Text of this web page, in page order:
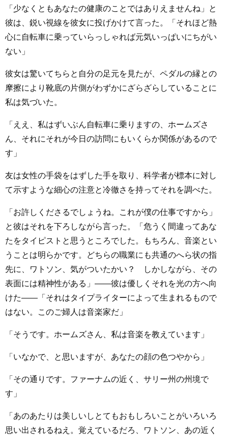
「少なくともあなたの健康のことではありえませんね」と
彼は、鋭い視線を彼女に投げかけて言った。「それほど熱
心に自転車に乗っていらっしゃれば元気いっぱいにちがい
ない」
彼女は驚いてちらと自分の足元を見たが、ペダルの縁との
摩擦により靴底の片側がわずかにざらざらしていることに
私は気づいた。
「ええ、私はずいぶん自転車に乗りますの、ホームズさ
ん、それにそれが今日の訪問にもいくらか関係があるので
す」
友は女性の手袋をはずした手を取り、科学者が標本に対し
て示すような細心の注意と冷徹さを持ってそれを調べた。
「お許しくださるでしょうね。これが僕の仕事ですから」
と彼はそれを下ろしながら言った。「危うく間違ってあな
たをタイピストと思うところでした。もちろん、音楽とい
うことは明らかです。どちらの職業にも共通のへら状の指
先に、ワトソン、気がついたかい？ しかしながら、その
表面には精神性がある」――彼は優しくそれを光の方へ向
けた――「それはタイプライターによって生まれるもので
はない。このご婦人は音楽家だ」
「そうです。ホームズさん、私は音楽を教えています」
「いなかで、と思いますが、あなたの顔の色つやから」
「その通りです。ファーナムの近く、サリー州の州境で
す」
「あのあたりは美しいしとてもおもしろいことがいろいろ
思い出されるねえ。覚えているだろ、ワトソン、あの近く